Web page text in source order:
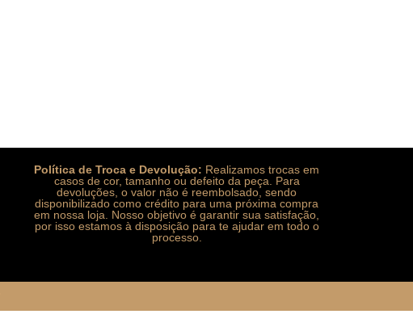
Política de Troca e Devolução: Realizamos trocas em
casos de cor, tamanho ou defeito da peça. Para
devoluções, o valor não é reembolsado, sendo
disponibilizado como crédito para uma próxima compra
em nossa loja. Nosso objetivo é garantir sua satisfação,
por isso estamos à disposição para te ajudar em todo o
processo.